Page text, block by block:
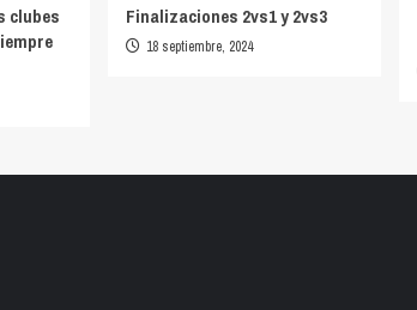
clubes
Finalizaciones 2vs1 y 2vs3
18 septiembre, 2024